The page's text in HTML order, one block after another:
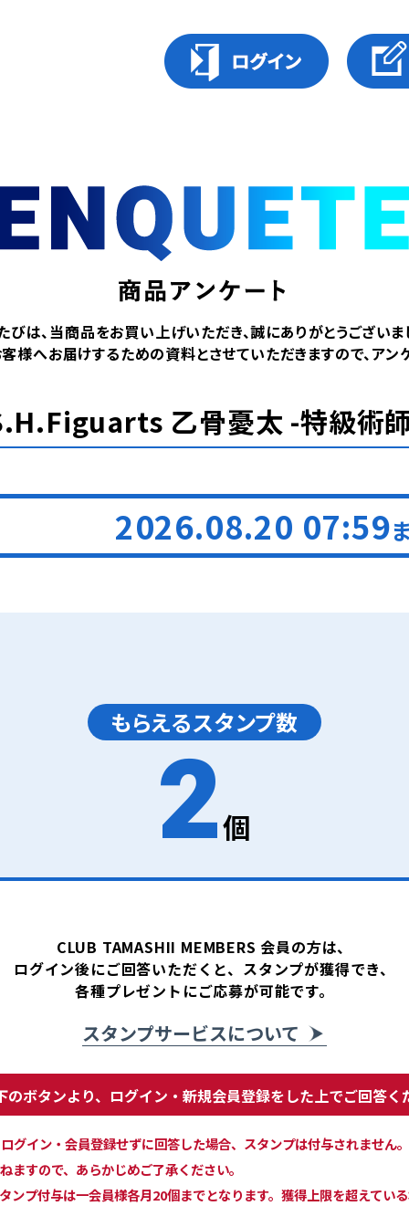
びは、当商品をお買い上げいただき、誠にありがとうございま
様へお届けするための資料とさせていただきますので、アン
乙骨憂太 -特級術
2026.08.20 07:59
もらえるスタンプ数
2個
CLUB TAMASHII MEMBERS 会員の方は、
ログイン後にご回答いただくと、スタンプが獲得でき、
各種プレゼントにご応募が可能です。
スタンプサービスについて
のボタンより、ログイン・新規会員登録をした上でご回答く
グイン・会員登録せずに回答した場合、スタンプは付与されません。
すので、あらかじめご了承ください。
ンプ付与は一会員様各月20個までとなります。獲得上限を超えてい